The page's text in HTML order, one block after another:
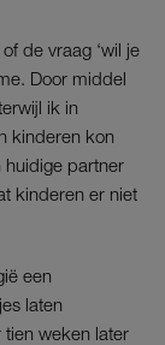
de vraag ‘wil je
Door middel
ik in
kinderen kon
huidige partner
kinderen er niet
een
laten
weken later